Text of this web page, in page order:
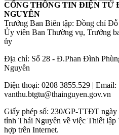
CỔNG THÔNG TIN ĐIỆN TỬ
NGUYÊN
Trưởng Ban Biên tập: Đồng chí
Ủy viên Ban Thường vụ, Trưởng
ủy
Địa chỉ: Số 28 - Đ.Phan Đình
Nguyên
Điện thoại: 0208 3855.529 | Email:
vanthu.btgtu@thainguyen.gov.vn
Giấy phép số: 230/GP-TTĐT
tỉnh Thái Nguyên về việc Thiết
hợp trên Internet.